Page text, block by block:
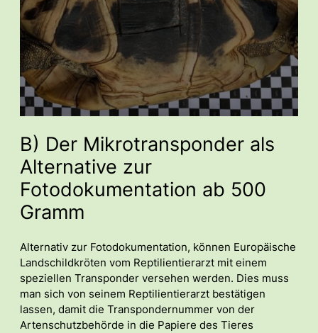
B) Der Mikrotransponder als
Alternative zur
Fotodokumentation ab 500
Gramm
Alternativ zur Fotodokumentation, können Europäische
Landschildkröten vom Reptilientierarzt mit einem
speziellen Transponder versehen werden. Dies muss
man sich von seinem Reptilientierarzt bestätigen
lassen, damit die Transpondernummer von der
Artenschutzbehörde in die Papiere des Tieres